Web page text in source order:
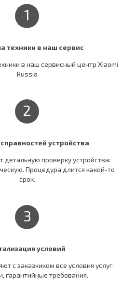
1
техники в наш сервис
в наш сервисный центр Xiaomi
Russia
2
устройства
детальную проверку устройства:
Процедура длится какой-то
срок.
3
условий
c заказчиком все условия услуг:
гарантийные требования.